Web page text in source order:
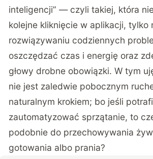
inteligencji” — czyli takiej, która
kolejne kliknięcie w aplikacji, tylko
rozwiązywaniu codziennych
oszczędzać czas i energię oraz
głowy drobne obowiązki. W tym
nie jest zaledwie pobocznym
naturalnym krokiem; bo jeśli
zautomatyzować sprzątanie, to
podobnie do przechowywania
gotowania albo prania?